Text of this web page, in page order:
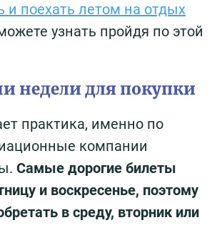
и поехать летом на отдых
узнать пройдя по этой
недели для покупки
практика, именно по
компании
Самые дорогие билеты
и воскресенье, поэтому
в среду, вторник или